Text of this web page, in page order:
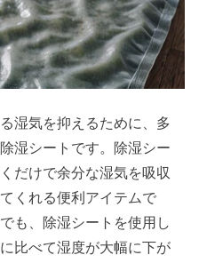
湿気を抑えるために、多
湿シートです。除湿シー
だけで余分な湿気を吸収
くれる便利アイテムで
も、除湿シートを使用し
比べて湿度が大幅に下が